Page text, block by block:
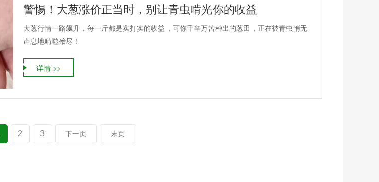
警惕！大葱涨价正当时，别让青虫啃光你的收益
大葱行情一路飙升，每一斤都是实打实的收益，可你千辛万苦种出的葱田，正在被青虫悄无
声息地啃噬殆尽！
详情 >>
2 3 下一页 末页